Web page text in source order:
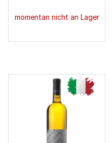
momentan nicht an Lager